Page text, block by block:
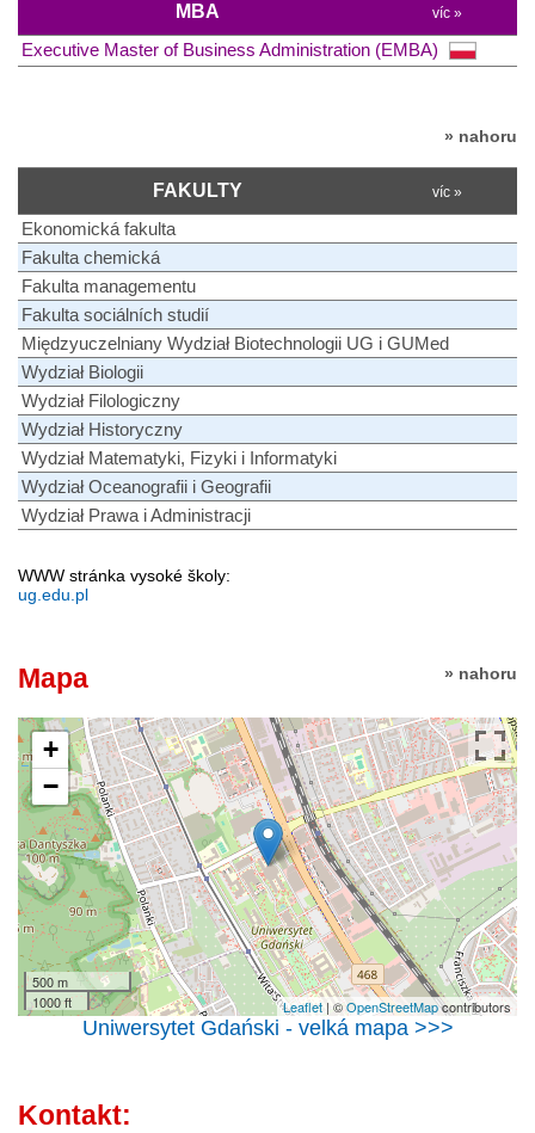
MBA víc »
Executive Master of Business Administration (EMBA)
» nahoru
FAKULTY víc »
Ekonomická fakulta
Fakulta chemická
Fakulta managementu
Fakulta sociálních studií
Międzyuczelniany Wydział Biotechnologii UG i GUMed
Wydział Biologii
Wydział Filologiczny
Wydział Historyczny
Wydział Matematyki, Fizyki i Informatyki
Wydział Oceanografii i Geografii
Wydział Prawa i Administracji
WWW stránka vysoké školy:
ug.edu.pl
» nahoru
Mapa
+
−
500 m
1000 ft
Leaflet | ©OpenStreetMapcontributors
Uniwersytet Gdański - velká mapa >>>
Kontakt: